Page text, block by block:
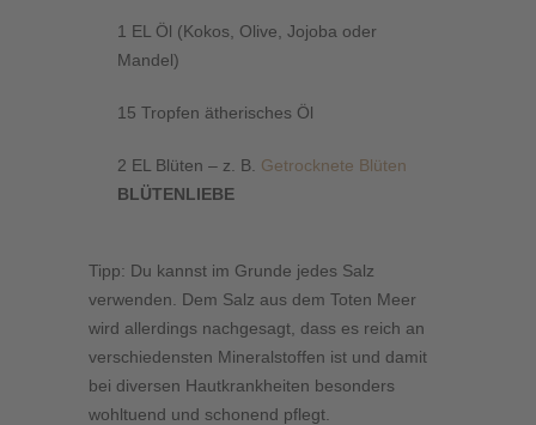
1 EL Öl (Kokos, Olive, Jojoba oder
Mandel)
15 Tropfen ätherisches Öl
2 EL Blüten – z. B. Getrocknete Blüten
BLÜTENLIEBE
Tipp: Du kannst im Grunde jedes Salz
verwenden. Dem Salz aus dem Toten Meer
wird allerdings nachgesagt, dass es reich an
verschiedensten Mineralstoffen ist und damit
bei diversen Hautkrankheiten besonders
wohltuend und schonend pflegt.